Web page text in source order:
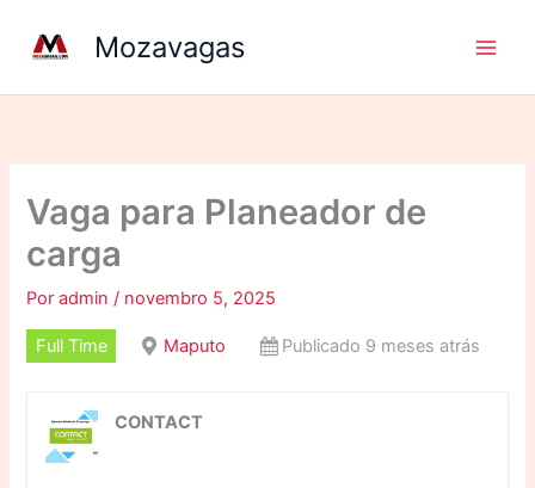
conteúdo
Mozavagas
Vaga para Planeador de
carga
Poradmin/ novembro 5, 2025
Full Time Maputo Publicado 9 meses atrás
CONTACT